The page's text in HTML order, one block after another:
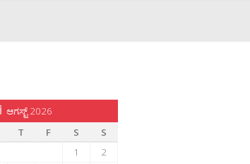
ಆಗಸ್ಟ್ 2026
T F S
S
1
2